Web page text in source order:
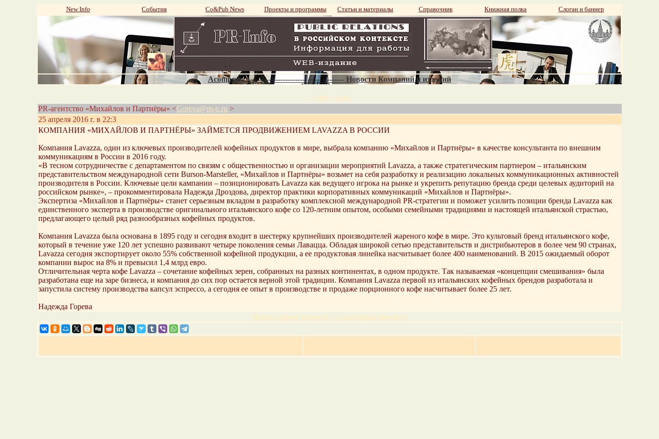
New Info События Со&Pub News Проекты и программы Статьи и материалы Справочник Книжная полка Слоган и баннер
Acompnews--------------------------------------- Новости Компаний и изданий
. 3380 - 3380.
PR-агентство «Михайлов и Партнёры» <Goreva@m-p.ru >
25 апреля 2016 г. в 22:3
КОМПАНИЯ «МИХАЙЛОВ И ПАРТНЁРЫ» ЗАЙМЕТСЯ ПРОДВИЖЕНИЕМ LAVAZZA В РОССИИ
Компания Lavazza, один из ключевых производителей кофейных продуктов в мире, выбрала компанию «Михайлов и Партнёры» в качестве консультанта по внешним
коммуникациям в России в 2016 году.
«В тесном сотрудничестве с департаментом по связям с общественностью и организации мероприятий Lavazza, а также стратегическим партнером – итальянским
представительством международной сети Burson-Marsteller, «Михайлов и Партнёры» возьмет на себя разработку и реализацию локальных коммуникационных активностей
производителя в России. Ключевые цели кампании – позиционировать Lavazza как ведущего игрока на рынке и укрепить репутацию бренда среди целевых аудиторий на
российском рынке», – прокомментировала Надежда Дроздова, директор практики корпоративных коммуникаций «Михайлов и Партнёры».
Экспертиза «Михайлов и Партнёры» станет серьезным вкладом в разработку комплексной международной PR-стратегии и поможет усилить позиции бренда Lavazza как
единственного эксперта в производстве оригинального итальянского кофе со 120-летним опытом, особыми семейными традициями и настоящей итальянской страстью,
предлагающего целый ряд разнообразных кофейных продуктов.
Компания Lavazza была основана в 1895 году и сегодня входит в шестерку крупнейших производителей жареного кофе в мире. Это культовый бренд итальянского кофе,
который в течение уже 120 лет успешно развивают четыре поколения семьи Лавацца. Обладая широкой сетью представительств и дистрибьютеров в более чем 90 странах,
Lavazza сегодня экспортирует около 55% собственной кофейной продукции, а ее продуктовая линейка насчитывает более 400 наименований. В 2015 ожидаемый оборот
компании вырос на 8% и превысил 1,4 млрд евро.
Отличительная черта кофе Lavazza – сочетание кофейных зерен, собранных на разных континентах, в одном продукте. Так называемая «концепции смешивания» была
разработана еще на заре бизнеса, и компания до сих пор остается верной этой традиции. Компания Lavazza первой из итальянских кофейных брендов разработала и
запустила систему производства капсул эспрессо, а сегодня ее опыт в производстве и продаже порционного кофе насчитывает более 25 лет.
Надежда Горева
Предыдущая новость | Следующая новость